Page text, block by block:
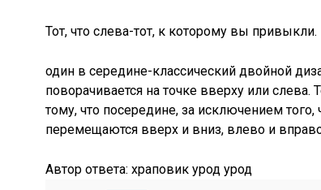
Тот, что слева-тот, к которому вы привыкли.
один в середине-классический двойной
поворачивается на точке вверху или слева.
тому, что посередине, за исключением
перемещаются вверх и вниз, влево и
Автор ответа: храповик урод урод